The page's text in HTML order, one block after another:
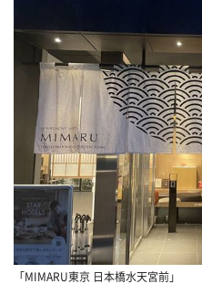
「MIMARU東京 日本橋水天宮前」